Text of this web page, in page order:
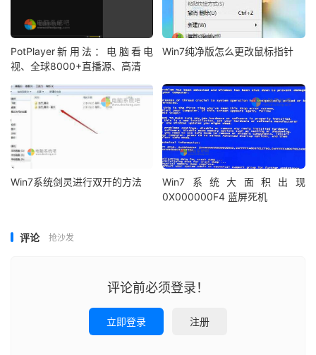
PotPlayer新用法：电脑看电
视、全球8000+直播源、高清
Win7纯净版怎么更改鼠标指针
Win7系统剑灵进行双开的方法
Win7系统大面积出现
0X000000F4 蓝屏死机
评论 抢沙发
评论前必须登录！
立即登录 注册